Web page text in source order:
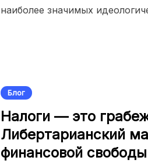
наиболее значимых
Блог
Налоги — это
Либертарианский
финансовой свободы